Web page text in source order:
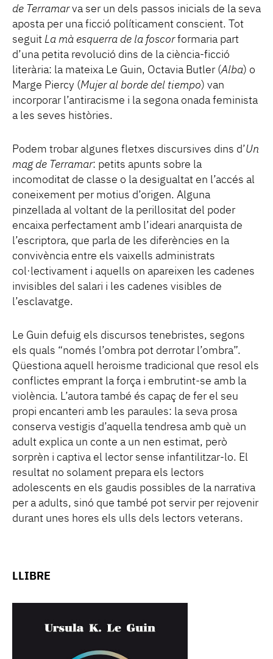
de Terramarva ser un dels passos inicials de la seva
aposta per una ficció políticament conscient. Tot
seguit La mà esquerra de la foscorformaria part
d’una petita revolució dins de la ciència-ficció
literària: la mateixa Le Guin, Octavia Butler (Alba) o
Marge Piercy (Mujer al borde del tiempo) van
incorporar l’antiracisme i la segona onada feminista
a les seves històries.
Podem trobar algunes fletxes discursives dins d’Un
mag de Terramar: petits apunts sobre la
incomoditat de classe o la desigualtat en l’accés al
coneixement per motius d’origen. Alguna
pinzellada al voltant de la perillositat del poder
encaixa perfectament amb l’ideari anarquista de
l’escriptora, que parla de les diferències en la
convivència entre els vaixells administrats
col·lectivament i aquells on apareixen les cadenes
invisibles del salari i les cadenes visibles de
l’esclavatge.
Le Guin defuig els discursos tenebristes, segons
els quals “només l’ombra pot derrotar l’ombra”.
Qüestiona aquell heroisme tradicional que resol els
conflictes emprant la força i embrutint-se amb la
violència. L’autora també és capaç de fer el seu
propi encanteri amb les paraules: la seva prosa
conserva vestigis d’aquella tendresa amb què un
adult explica un conte a un nen estimat, però
sorprèn i captiva el lector sense infantilitzar-lo. El
resultat no solament prepara els lectors
adolescents en els gaudis possibles de la narrativa
per a adults, sinó que també pot servir per rejovenir
durant unes hores els ulls dels lectors veterans.
LLIBRE